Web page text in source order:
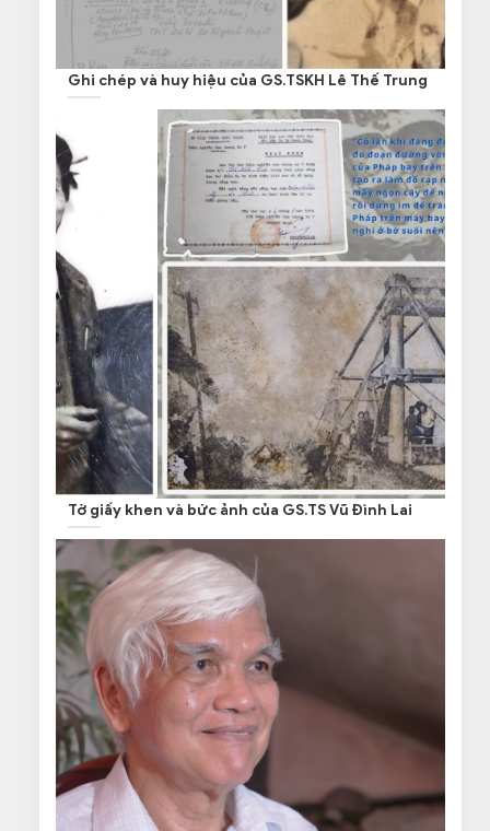
Ghi chép và huy hiệu của GS.TSKH Lê Thế Trung
Tờ giấy khen và bức ảnh của GS.TS Vũ Đình Lai